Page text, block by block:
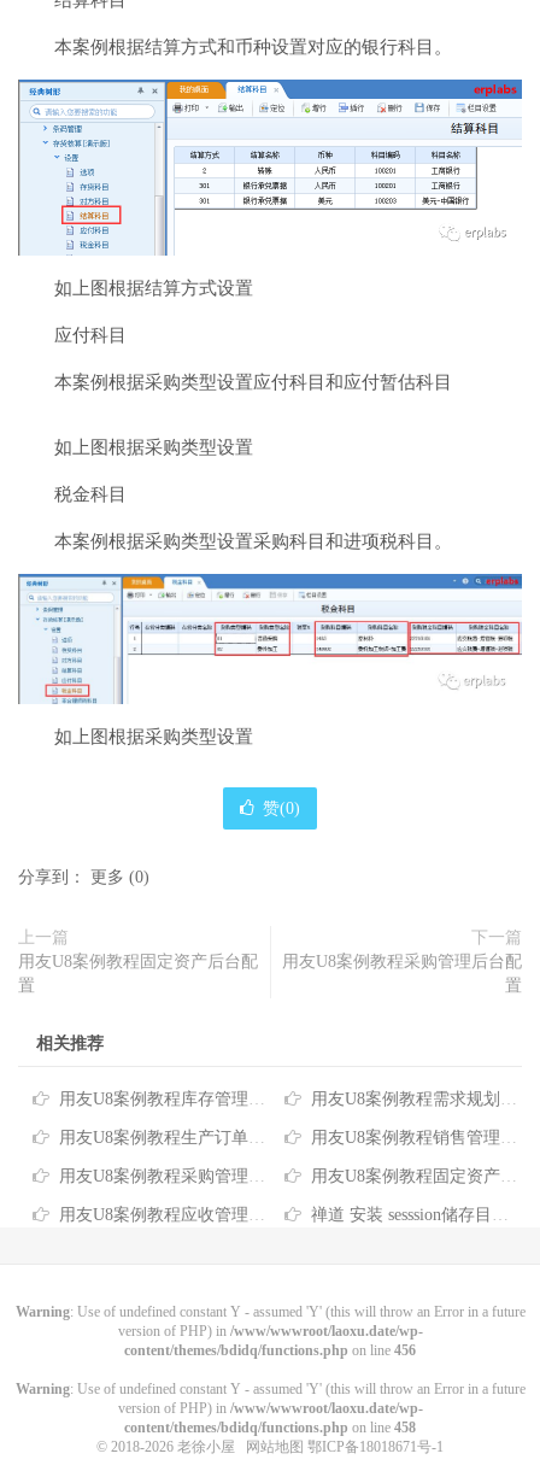
本案例根据结算方式和币种设置对应的银行科目。
如上图根据结算方式设置
应付科目
本案例根据采购类型设置应付科目和应付暂估科目
如上图根据采购类型设置
税金科目
本案例根据采购类型设置采购科目和进项税科目。
如上图根据采购类型设置
赞(0)
分享到： 更多 (0)
上一篇
用友U8案例教程固定资产后台配
置
下一篇
用友U8案例教程采购管理后台配
置
相关推荐
用友U8案例教程库存管理后台配置 用友U8案例教程需求规划后台配置
用友U8案例教程生产订单后台配置 用友U8案例教程销售管理后台配置
用友U8案例教程采购管理后台配置 用友U8案例教程固定资产后台配置
用友U8案例教程应收管理后台配置 禅道 安装 sesssion储存目录不可写解决方法
Warning: Use of undefined constant Y - assumed 'Y' (this will throw an Error in a future
version of PHP) in /www/wwwroot/laoxu.date/wp-
content/themes/bdidq/functions.php on line 456
Warning: Use of undefined constant Y - assumed 'Y' (this will throw an Error in a future
version of PHP) in /www/wwwroot/laoxu.date/wp-
content/themes/bdidq/functions.php on line 458
© 2018-2026 老徐小屋 网站地图 鄂ICP备18018671号-1